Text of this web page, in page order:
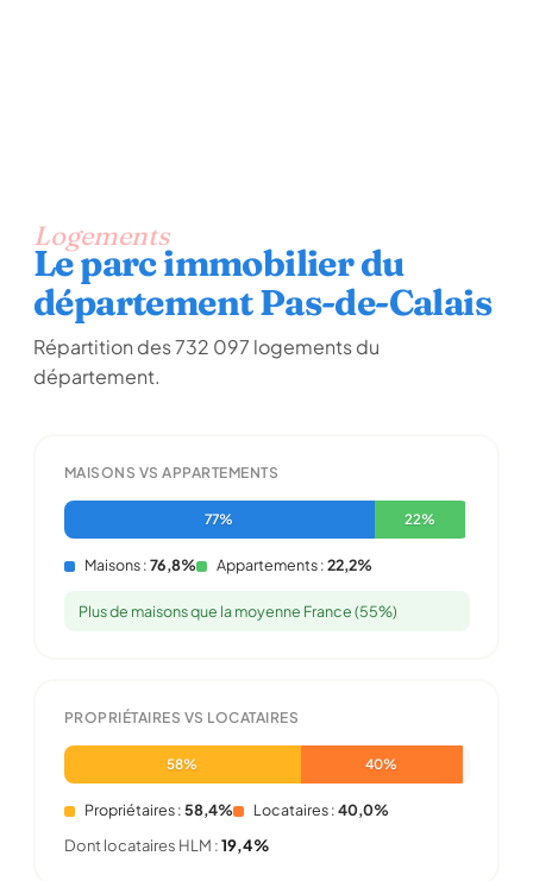
Logements
Le parc immobilier du
département Pas-de-Calais
Répartition des 732 097 logements du
département.
MAISONS VS APPARTEMENTS
77% 22%
Maisons :76,8% Appartements :22,2%
Plus de maisons que la moyenne France (55%)
PROPRIÉTAIRES VS LOCATAIRES
58% 40%
Propriétaires :58,4% Locataires :40,0%
Dont locataires HLM :19,4%